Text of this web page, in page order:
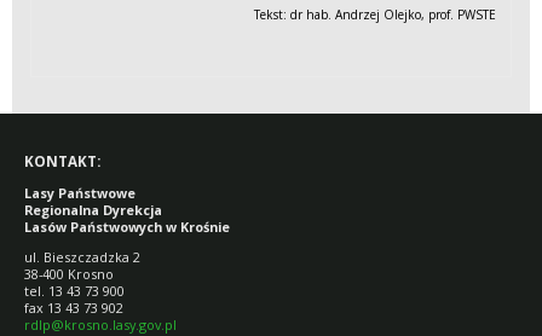
Tekst: dr hab. Andrzej Olejko, prof. PWSTE
KONTAKT:
Lasy Państwowe
Regionalna Dyrekcja
Lasów Państwowych w Krośnie
ul. Bieszczadzka 2
38-400 Krosno
tel. 13 43 73 900
fax 13 43 73 902
rdlp@krosno.lasy.gov.pl